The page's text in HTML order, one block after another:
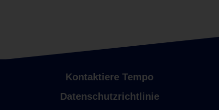
Kontaktiere Tempo
Datenschutzrichtlinie